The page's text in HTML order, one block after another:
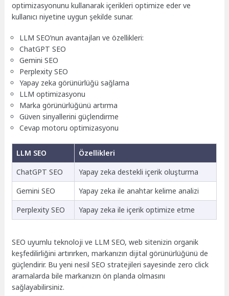
optimizasyonunu kullanarak içerikleri optimize eder ve
kullanıcı niyetine uygun şekilde sunar.
LLM SEO’nun avantajları ve özellikleri:
ChatGPT SEO
Gemini SEO
Perplexity SEO
Yapay zeka görünürlüğü sağlama
LLM optimizasyonu
Marka görünürlüğünü artırma
Güven sinyallerini güçlendirme
Cevap motoru optimizasyonu
LLM SEO
Özellikleri
ChatGPT SEO
Yapay zeka destekli içerik oluşturma
Gemini SEO
Yapay zeka ile anahtar kelime analizi
Perplexity SEO
Yapay zeka ile içerik optimize etme
SEO uyumlu teknoloji ve LLM SEO, web sitenizin organik
keşfedilirliğini artırırken, markanızın dijital görünürlüğünü de
güçlendirir. Bu yeni nesil SEO stratejileri sayesinde zero click
aramalarda bile markanızın ön planda olmasını
sağlayabilirsiniz.